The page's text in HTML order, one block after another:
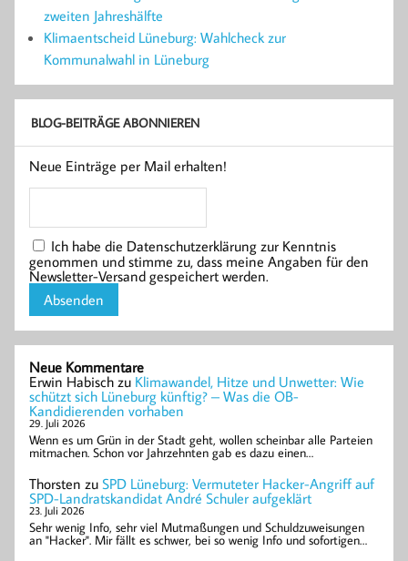
zweiten Jahreshälfte
Klimaentscheid Lüneburg: Wahlcheck zur
Kommunalwahl in Lüneburg
BLOG-BEITRÄGE ABONNIEREN
Neue Einträge per Mail erhalten!
Ich habe die Datenschutzerklärung zur Kenntnis
genommen und stimme zu, dass meine Angaben für den
Newsletter-Versand gespeichert werden.
Neue Kommentare
Erwin Habisch zu Klimawandel, Hitze und Unwetter: Wie
schützt sich Lüneburg künftig? – Was die OB-
Kandidierenden vorhaben
29. Juli 2026
Wenn es um Grün in der Stadt geht, wollen scheinbar alle Parteien
mitmachen. Schon vor Jahrzehnten gab es dazu einen…
Thorsten zu SPD Lüneburg: Vermuteter Hacker-Angriff auf
SPD-Landratskandidat André Schuler aufgeklärt
23. Juli 2026
Sehr wenig Info, sehr viel Mutmaßungen und Schuldzuweisungen
an "Hacker". Mir fällt es schwer, bei so wenig Info und sofortigen…